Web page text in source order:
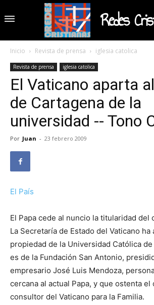
Redes
Inicio Revista de prensa iglesia catolica
Revista de prensa iglesia catolica
El Vaticano aparta
de Cartagena de la
universidad -- Tono
Por Juan - 23 febrero 2009
El País
El Papa cede al nuncio la titularidad del
La Secretaría de Estado del Vaticano ha
propiedad de la Universidad Católica
es de la Fundación San Antonio,
empresario José Luis Mendoza,
cercana al actual Papa, y que ostenta el
consultor del Vaticano para la Familia.